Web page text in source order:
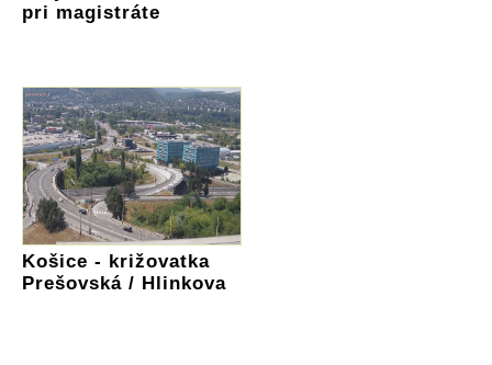
pri magistráte
Košice - križovatka
Prešovská / Hlinkova